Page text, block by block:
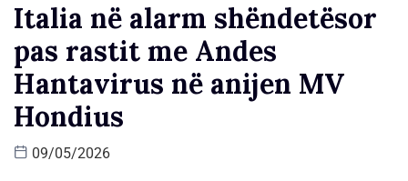
Italia në alarm shëndetësor
pas rastit me Andes
Hantavirus në anijen MV
Hondius
09/05/2026